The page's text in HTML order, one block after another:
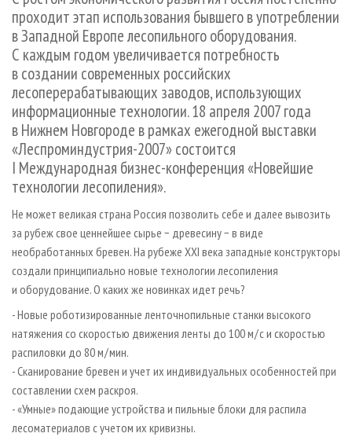
СУШКА ДРЕВЕСИНЫ
ПРОИЗВОДСТВО ДРЕВЕСНЫХ ПЛИТ
ДЕРЕВЯННОЕ ДОМОСТРОЕНИЕ
ПРОИЗВОДСТВО МЕБЕЛИ
БИОЭНЕРГЕТИКА
ЦБП
ИНСТРУМЕНТ И МАТЕРИАЛЫ
ПЕРСОНЫ
МОБИЛЬНЫЕ ВЫСТАВКИ
ОФИЦИАЛЬНЫЕ ДЕЛЕГАЦИИ
ПРИОРИТЕТНЫЕ ИНВЕСТПРОЕКТЫ
RUSSIAN FORESTRY REVIEW
ГАЗЕТА ЛЕСПРОМФОРУМ
БИБЛИОТЕКА СПЕЦИАЛИСТА
КОНТАКТЫ
РЕКЛАМА
РЕКЛАМА НА САЙТЕ
проходит этап использования бывшего в употреблении
в Западной Европе лесопильного оборудования.
С каждым годом увеличивается потребность
в создании современных российских
лесоперерабатывающих заводов, использующих
информационные технологии. 18 апреля 2007 года
в Нижнем Новгороде в рамках ежегодной выставки
«Леспроминдустрия-2007» состоится
I Международная бизнес-конференция «Новейшие
технологии лесопиления».
Не может великая страна Россия позволить себе и далее вывозить
за рубеж свое ценнейшее сырье − древесину − в виде
необработанных бревен. На рубеже XXI века западные конструкторы
создали принципиально новые технологии лесопиления
и оборудование. О каких же новинках идет речь?
- Новые роботизированные ленточнопильные станки высокого
натяжения со скоростью движения ленты до 100 м / с и скоростью
распиловки до 80 м / мин.
- Сканирование бревен и учет их индивидуальных особенностей при
составлении схем раскроя.
- «Умные» подающие устройства и пильные блоки для распила
лесоматериалов с учетом их кривизны.